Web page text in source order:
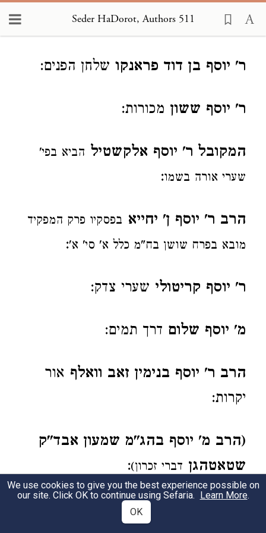
Seder HaDorot, Authors 511
ר' יוסף בן דוד פראנקו שלחן הפנים:
ר' יוסף ששון מכורות:
המקובל ר' יוסף אלקשטיל הביא בפי'
שערי אורה בשמו:
הרב ר' יוסף ן' יחייא בפסקיו פרק המפקיד
מובא בפרח שושן בח"מ כלל א' סי' א':
ר' יוסף קריטולי שערי צדק:
מ' יוסף שלום דרך תמים:
הרב ר' יוסף בנימין זאב וואלף אור
יקרות:
(הרב מ' יוסף בהג"מ שמעון אבד"ק
שטאטהגן דברי זכרון):
(ר' יוסף במ' משה בנבנשתי
We use cookies to give you the best experience possible on
our site. Click OK to continue using Sefaria. Learn More.
OK